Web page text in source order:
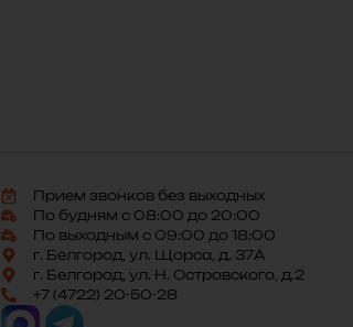
Прием звонков без выходных
По будням с 08:00 до 20:00
По выходным с 09:00 до 18:00
г. Белгород, ул. Щорса, д. 37А
г. Белгород, ул. Н. Островского, д.2
+7 (4722) 20-50-28